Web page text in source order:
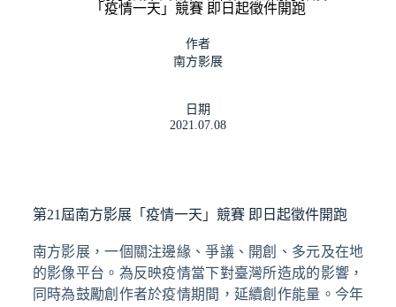
「疫情一天」競賽 即日起徵件開跑
作者
南方影展
日期
2021.07.08
第21屆南方影展「疫情一天」競賽 即日起徵件開跑
南方影展，一個關注邊緣、爭議、開創、多元及在地
的影像平台。為反映疫情當下對臺灣所造成的影響，
同時為鼓勵創作者於疫情期間，延續創作能量。今年